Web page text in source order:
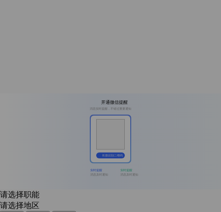
开通微信提醒
消息实时提醒，不错过重要通知
长按识别二维码
实时提醒
消息及时通知
实时提醒
消息及时通知
请选择职能
请选择地区